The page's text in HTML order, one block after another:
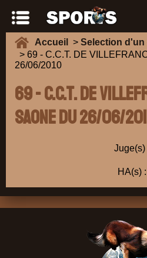
Accueil > Selection
> 69 - C.C.T. DE
26/06/2010
69 - C.C.T. DE
SAONE du 26/06/
Juge(s)
HA(s) :